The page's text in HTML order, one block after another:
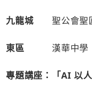
九龍城 聖公會聖
東區 漢華中學
專題講座：「AI以